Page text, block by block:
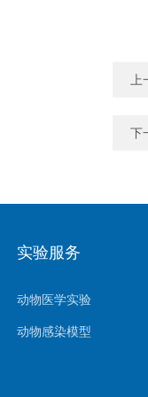
下
实验服务
动物医学实验
动物感染模型